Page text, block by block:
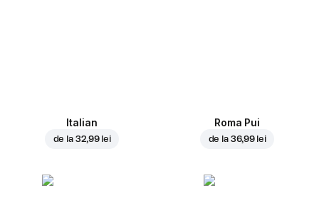
Italian
de la 32,99 lei
Roma Pui
de la 36,99 lei